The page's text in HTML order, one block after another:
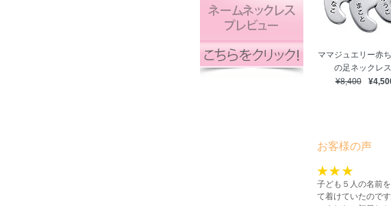
ママジュエリー赤
の足ネックレス
¥8,400
お客様の声
子ども５人の名前
て着けていたので